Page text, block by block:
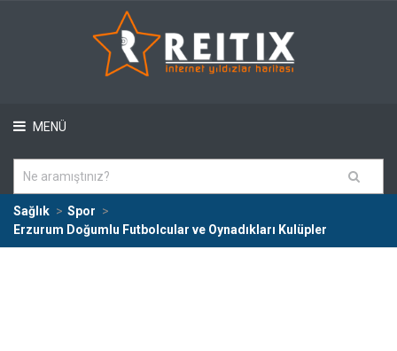
MENÜ
Sağlık
Spor
Erzurum Doğumlu Futbolcular ve Oynadıkları Kulüpler